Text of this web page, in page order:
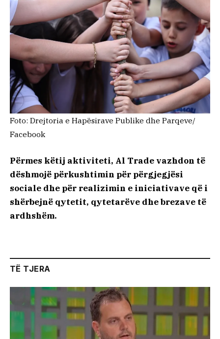
Foto: Drejtoria e Hapësirave Publike dhe Parqeve/
Facebook
Përmes këtij aktiviteti, Al Trade vazhdon të
dëshmojë përkushtimin për përgjegjësi
sociale dhe për realizimin e iniciativave që i
shërbejnë qytetit, qytetarëve dhe brezave të
ardhshëm.
TË TJERA